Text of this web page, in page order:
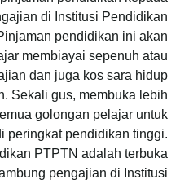
di Institusi Pendidikan
pendidikan ini akan
membiayai sepenuh atau
dan juga kos sara hidup
Sekali gus, membuka lebih
golongan pelajar untuk
peringkat pendidikan tinggi.
PTPTN adalah terbuka
pengajian di Institusi